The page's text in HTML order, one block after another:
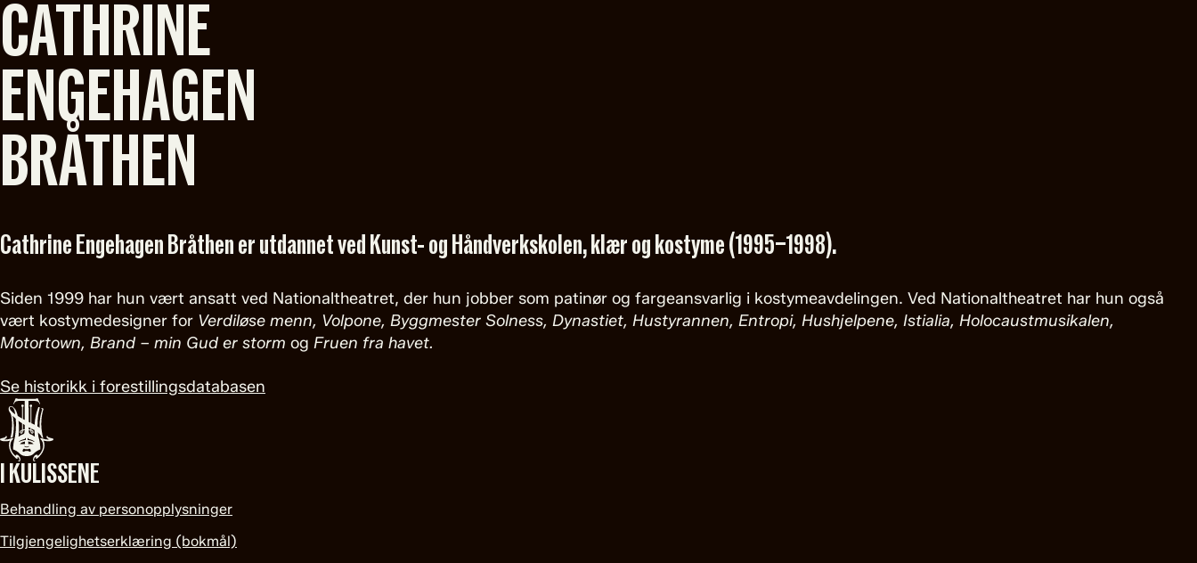
CATHRINE
ENGEHAGEN
BRÅTHEN
Cathrine Engehagen Bråthen er utdannet ved Kunst- og Håndverkskolen, klær og kostyme (1995–1998).
Siden 1999 har hun vært ansatt ved Nationaltheatret, der hun jobber som patinør og fargeansvarlig i kostymeavdelingen. Ved Nationaltheatret har hun også
vært kostymedesigner for Verdiløse menn, Volpone, Byggmester Solness, Dynastiet, Hustyrannen, Entropi, Hushjelpene, Istialia, Holocaustmusikalen,
Motortown, Brand – min Gud er storm og Fruen fra havet.
Se historikk i forestillingsdatabasen
I KULISSENE
Behandling av personopplysninger
Tilgjengelighetserklæring (bokmål)